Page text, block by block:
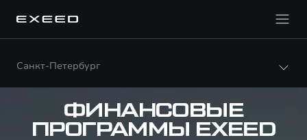
Санкт-Петербург
ФИНАНСОВЫЕ
ПРОГРАММЫ EXEED